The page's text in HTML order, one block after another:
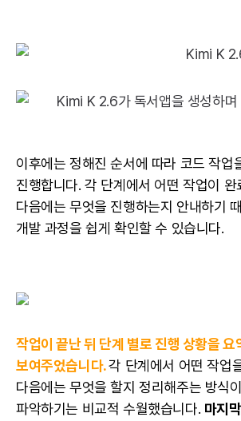
이후에는 정해진 순서에 따라 코드 작업
진행합니다. 각 단계에서 어떤 작업이 완
다음에는 무엇을 진행하는지 안내하기
개발 과정을 쉽게 확인할 수 있습니다.
작업이 끝난 뒤 단계 별로 진행 상황을 요
보여주었습니다.각 단계에서 어떤 작업
다음에는 무엇을 할지 정리해주는 방식
파악하기는 비교적 수월했습니다. 마지